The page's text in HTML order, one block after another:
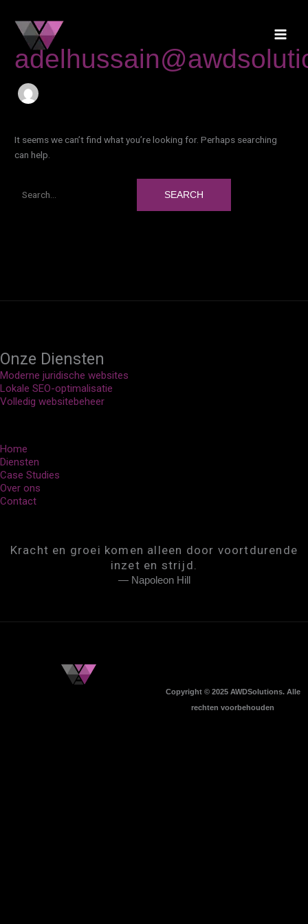
content
It seems we can’t find what you’re looking for. Perhaps searching
can help.
for:
Onze Diensten
Moderne juridische websites
Lokale SEO-optimalisatie
Volledig websitebeheer
Home
Diensten
Case Studies
Over ons
Contact
Kracht en groei komen alleen door voortdurende
inzet en strijd.
— Napoleon Hill
Copyright © 2025 AWDSolutions. Alle
rechten voorbehouden